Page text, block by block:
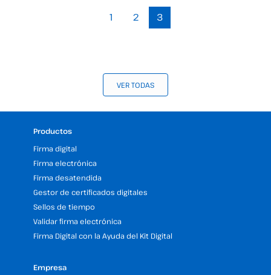
1 2 3
VER TODAS
Productos
Firma digital
Firma electrónica
Firma desatendida
Gestor de certificados digitales
Sellos de tiempo
Validar firma electrónica
Firma Digital con la Ayuda del Kit Digital
Empresa